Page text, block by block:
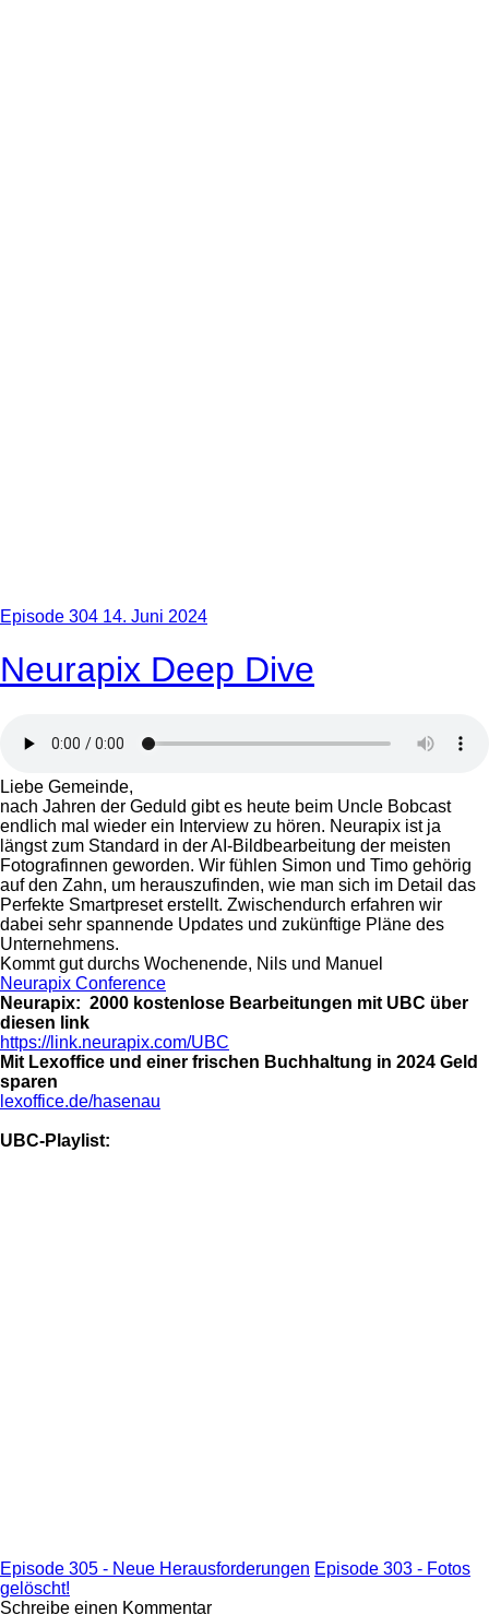
Episode 304 14. Juni 2024
Neurapix Deep Dive
Liebe Gemeinde,
nach Jahren der Geduld gibt es heute beim Uncle Bobcast
endlich mal wieder ein Interview zu hören. Neurapix ist ja
längst zum Standard in der AI-Bildbearbeitung der meisten
Fotografinnen geworden. Wir fühlen Simon und Timo gehörig
auf den Zahn, um herauszufinden, wie man sich im Detail das
Perfekte Smartpreset erstellt. Zwischendurch erfahren wir
dabei sehr spannende Updates und zukünftige Pläne des
Unternehmens.
Kommt gut durchs Wochenende, Nils und Manuel
Neurapix Conference
Neurapix: 2000 kostenlose Bearbeitungen mit UBC über
diesen link
https://link.neurapix.com/UBC
Mit Lexoffice und einer frischen Buchhaltung in 2024 Geld
sparen
lexoffice.de/hasenau
UBC-Playlist:
Episode 305 - Neue Herausforderungen Episode 303 - Fotos
gelöscht!
Schreibe einen Kommentar